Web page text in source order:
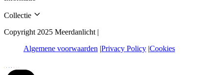
Collectie
Copyright 2025 Meerdanlicht |
Algemene voorwaarden Privacy Policy Cookies